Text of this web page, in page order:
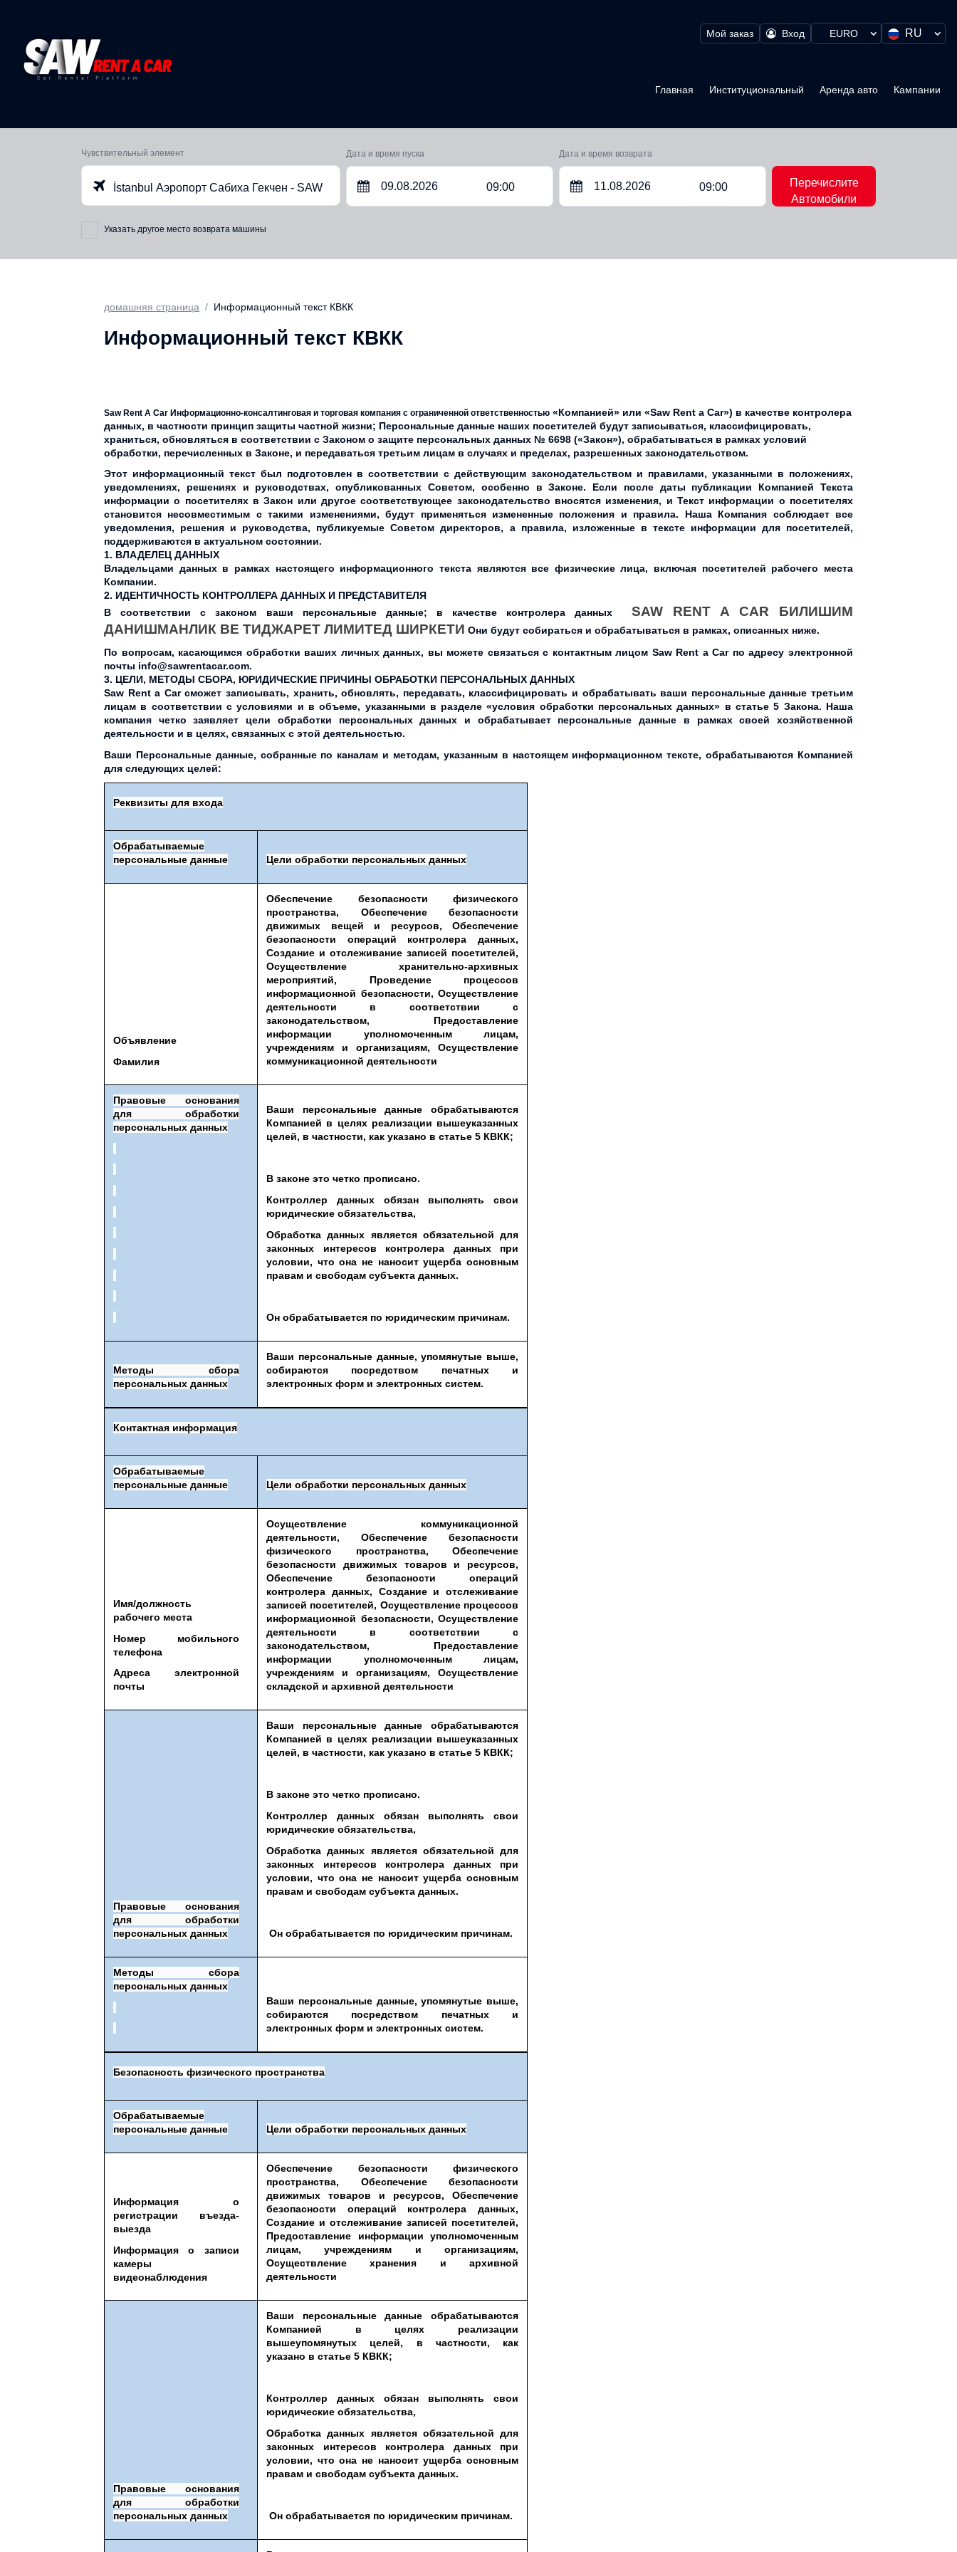
Мой заказ Вход RU
EURO
Главная Институциональный Аренда авто Кампании
Чувствительный элемент
İstanbul Аэропорт Сабиха Гекчен - SAW
Указать другое место возврата машины
Дата и время пуска
09:00
Дата и время возврата
09:00
Перечислите
Автомобили
домашняя страница Информационный текст КВКК
Информационный текст КВКК
Saw Rent A Car Информационно-консалтинговая и торговая компания с ограниченной ответственностью «Компанией» или «Saw Rent a Car») в качестве контролера
данных, в частности принцип защиты частной жизни; Персональные данные наших посетителей будут записываться, классифицировать,
храниться, обновляться в соответствии с Законом о защите персональных данных № 6698 («Закон»), обрабатываться в рамках условий
обработки, перечисленных в Законе, и передаваться третьим лицам в случаях и пределах, разрешенных законодательством.
Этот информационный текст был подготовлен в соответствии с действующим законодательством и правилами, указанными в положениях,
уведомлениях, решениях и руководствах, опубликованных Советом, особенно в Законе. Если после даты публикации Компанией Текста
информации о посетителях в Закон или другое соответствующее законодательство вносятся изменения, и Текст информации о посетителях
становится несовместимым с такими изменениями, будут применяться измененные положения и правила. Наша Компания соблюдает все
уведомления, решения и руководства, публикуемые Советом директоров, а правила, изложенные в тексте информации для посетителей,
поддерживаются в актуальном состоянии.
1. ВЛАДЕЛЕЦ ДАННЫХ
Владельцами данных в рамках настоящего информационного текста являются все физические лица, включая посетителей рабочего места
Компании.
2. ИДЕНТИЧНОСТЬ КОНТРОЛЛЕРА ДАННЫХ И ПРЕДСТАВИТЕЛЯ
В соответствии с законом ваши персональные данные; в качестве контролера данных SAW RENT A CAR БИЛИШИМ
ДАНИШМАНЛИК ВЕ ТИДЖАРЕТ ЛИМИТЕД ШИРКЕТИ Они будут собираться и обрабатываться в рамках, описанных ниже.
По вопросам, касающимся обработки ваших личных данных, вы можете связаться с контактным лицом Saw Rent a Car по адресу электронной
почты info@sawrentacar.com.
3. ЦЕЛИ, МЕТОДЫ СБОРА, ЮРИДИЧЕСКИЕ ПРИЧИНЫ ОБРАБОТКИ ПЕРСОНАЛЬНЫХ ДАННЫХ
Saw Rent a Car сможет записывать, хранить, обновлять, передавать, классифицировать и обрабатывать ваши персональные данные третьим
лицам в соответствии с условиями и в объеме, указанными в разделе «условия обработки персональных данных» в статье 5 Закона. Наша
компания четко заявляет цели обработки персональных данных и обрабатывает персональные данные в рамках своей хозяйственной
деятельности и в целях, связанных с этой деятельностью.
Ваши Персональные данные, собранные по каналам и методам, указанным в настоящем информационном тексте, обрабатываются Компанией
для следующих целей:
Реквизиты для входа
Обрабатываемые
персональные данные
Цели обработки персональных данных
Объявление
Фамилия
Обеспечение безопасности физического
пространства, Обеспечение безопасности
движимых вещей и ресурсов, Обеспечение
безопасности операций контролера данных,
Создание и отслеживание записей посетителей,
Осуществление хранительно-архивных
мероприятий, Проведение процессов
информационной безопасности, Осуществление
деятельности в соответствии с
законодательством, Предоставление
информации уполномоченным лицам,
учреждениям и организациям, Осуществление
коммуникационной деятельности
Правовые основания
для обработки
персональных данных
Ваши персональные данные обрабатываются
Компанией в целях реализации вышеуказанных
целей, в частности, как указано в статье 5 КВКК;
В законе это четко прописано.
Контроллер данных обязан выполнять свои
юридические обязательства,
Обработка данных является обязательной для
законных интересов контролера данных при
условии, что она не наносит ущерба основным
правам и свободам субъекта данных.
Он обрабатывается по юридическим причинам.
Методы сбора
персональных данных
Ваши персональные данные, упомянутые выше,
собираются посредством печатных и
электронных форм и электронных систем.
Контактная информация
Обрабатываемые
персональные данные
Цели обработки персональных данных
Имя/должность
рабочего места
Номер мобильного
телефона
Адреса электронной
почты
Осуществление коммуникационной
деятельности, Обеспечение безопасности
физического пространства, Обеспечение
безопасности движимых товаров и ресурсов,
Обеспечение безопасности операций
контролера данных, Создание и отслеживание
записей посетителей, Осуществление процессов
информационной безопасности, Осуществление
деятельности в соответствии с
законодательством, Предоставление
информации уполномоченным лицам,
учреждениям и организациям, Осуществление
складской и архивной деятельности
Правовые основания
для обработки
персональных данных
Ваши персональные данные обрабатываются
Компанией в целях реализации вышеуказанных
целей, в частности, как указано в статье 5 КВКК;
В законе это четко прописано.
Контроллер данных обязан выполнять свои
юридические обязательства,
Обработка данных является обязательной для
законных интересов контролера данных при
условии, что она не наносит ущерба основным
правам и свободам субъекта данных.
Он обрабатывается по юридическим причинам.
Методы сбора
персональных данных
Ваши персональные данные, упомянутые выше,
собираются посредством печатных и
электронных форм и электронных систем.
Безопасность физического пространства
Обрабатываемые
персональные данные
Цели обработки персональных данных
Информация о
регистрации въезда-
выезда
Информация о записи
камеры
видеонаблюдения
Обеспечение безопасности физического
пространства, Обеспечение безопасности
движимых товаров и ресурсов, Обеспечение
безопасности операций контролера данных,
Создание и отслеживание записей посетителей,
Предоставление информации уполномоченным
лицам, учреждениям и организациям,
Осуществление хранения и архивной
деятельности
Правовые основания
для обработки
персональных данных
Ваши персональные данные обрабатываются
Компанией в целях реализации
вышеупомянутых целей, в частности, как
указано в статье 5 КВКК;
Контроллер данных обязан выполнять свои
юридические обязательства,
Обработка данных является обязательной для
законных интересов контролера данных при
условии, что она не наносит ущерба основным
правам и свободам субъекта данных.
Он обрабатывается по юридическим причинам.